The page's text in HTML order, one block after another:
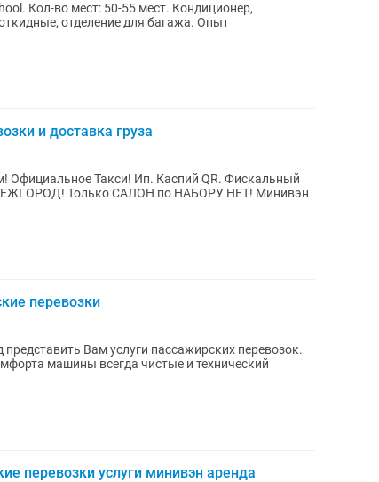
мест: 50-55 мест. Кондиционер,
отделение для багажа. Опыт
и доставка груза
Только САЛОН по НАБОРУ НЕТ! Минивэн
перевозки
Вам услуги пассажирских перевозок.
машины всегда чистые и технический
перевозки услуги минивэн аренда